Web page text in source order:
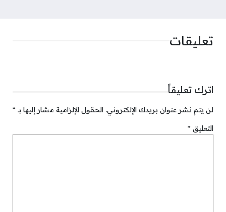
تعليقات
اترك تعليقاً
لن يتم نشر عنوان بريدك الإلكتروني. الحقول الإلزامية مشار إليها بـ *
التعليق *